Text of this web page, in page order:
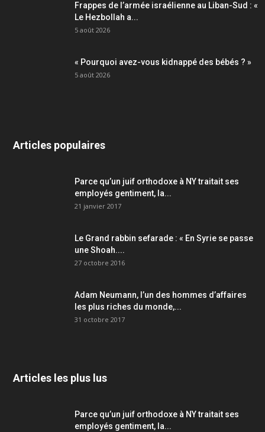
Frappes de l’armée israélienne au Liban-Sud : «
Le Hezbollah a...
5 août 2026
« Pourquoi avez-vous kidnappé des bébés ? »
5 août 2026
Articles populaires
Parce qu’un juif orthodoxe à NY traitait ses
employés gentiment, la...
21 janvier 2017
Le Grand rabbin sefarade : « En Syrie se passe
une Shoah....
27 octobre 2016
Adam Neumann, l’un des hommes d’affaires
les plus riches du monde,...
31 octobre 2017
Articles les plus lus
Parce qu’un juif orthodoxe à NY traitait ses
employés gentiment, la...